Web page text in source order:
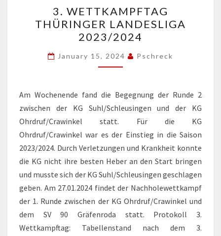
WETTKAMPFTAG
THÜRINGER
LANDESLIGA
2023/2024
3. WETTKAMPFTAG
THÜRINGER LANDESLIGA
2023/2024
January 15, 2024 Pschreck
Am Wochenende fand die Begegnung der Runde 2
zwischen der KG Suhl/Schleusingen und der KG
Ohrdruf/Crawinkel statt. Für die KG
Ohrdruf/Crawinkel war es der Einstieg in die Saison
2023/2024. Durch Verletzungen und Krankheit konnte
die KG nicht ihre besten Heber an den Start bringen
und musste sich der KG Suhl/Schleusingen geschlagen
geben. Am 27.01.2024 findet der Nachholewettkampf
der 1. Runde zwischen der KG Ohrdruf/Crawinkel und
dem SV 90 Gräfenroda statt. Protokoll 3.
Wettkampftag: Tabellenstand nach dem 3.